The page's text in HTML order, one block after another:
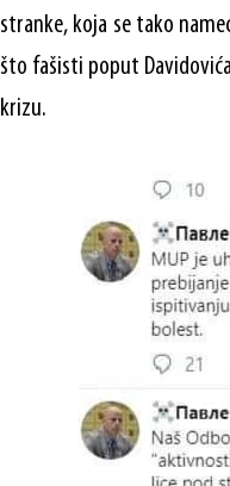
stranke, koja se tako
što fašisti poput
krizu.